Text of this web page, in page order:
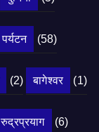
पर्यटन (58)
(2) बागेश्वर (1)
रुद्रप्रयाग (6)